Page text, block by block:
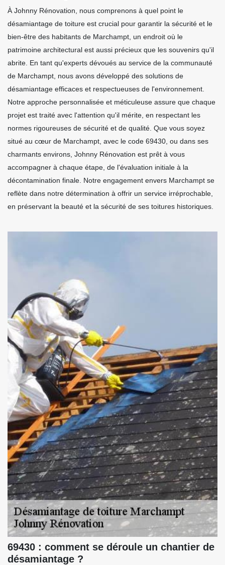
À Johnny Rénovation, nous comprenons à quel point le
désamiantage de toiture est crucial pour garantir la sécurité et le
bien-être des habitants de Marchampt, un endroit où le
patrimoine architectural est aussi précieux que les souvenirs qu'il
abrite. En tant qu'experts dévoués au service de la communauté
de Marchampt, nous avons développé des solutions de
désamiantage efficaces et respectueuses de l'environnement.
Notre approche personnalisée et méticuleuse assure que chaque
projet est traité avec l'attention qu'il mérite, en respectant les
normes rigoureuses de sécurité et de qualité. Que vous soyez
situé au cœur de Marchampt, avec le code 69430, ou dans ses
charmants environs, Johnny Rénovation est prêt à vous
accompagner à chaque étape, de l'évaluation initiale à la
décontamination finale. Notre engagement envers Marchampt se
reflète dans notre détermination à offrir un service irréprochable,
en préservant la beauté et la sécurité de ses toitures historiques.
69430 : comment se déroule un chantier de
désamiantage ?